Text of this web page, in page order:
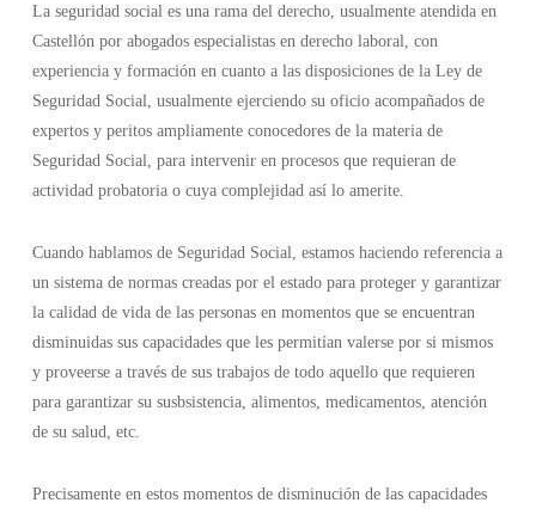
La seguridad social es una rama del derecho, usualmente atendida en
Castellón por abogados especialistas en derecho laboral, con
experiencia y formación en cuanto a las disposiciones de la Ley de
Seguridad Social, usualmente ejerciendo su oficio acompañados de
expertos y peritos ampliamente conocedores de la materia de
Seguridad Social, para intervenir en procesos que requieran de
actividad probatoria o cuya complejidad así lo amerite.
Cuando hablamos de Seguridad Social, estamos haciendo referencia a
un sistema de normas creadas por el estado para proteger y garantizar
la calidad de vida de las personas en momentos que se encuentran
disminuidas sus capacidades que les permitían valerse por si mismos
y proveerse a través de sus trabajos de todo aquello que requieren
para garantizar su susbsistencia, alimentos, medicamentos, atención
de su salud, etc.
Precisamente en estos momentos de disminución de las capacidades